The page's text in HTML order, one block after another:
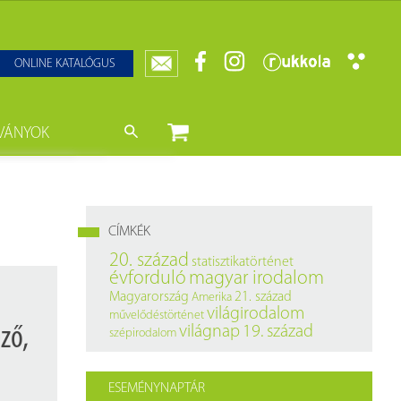
ONLINE KATALÓGUS
CÍMKÉK
20. század statisztikatörténet
évforduló magyar irodalom
Magyarország Amerika 21. század
művelődéstörténet világirodalom
szépirodalom világnap 19. század
ESEMÉNYNAPTÁR